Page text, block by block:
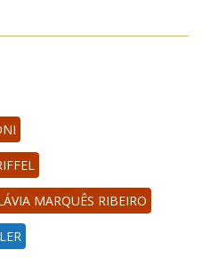
MARQUÊS RIBEIRO